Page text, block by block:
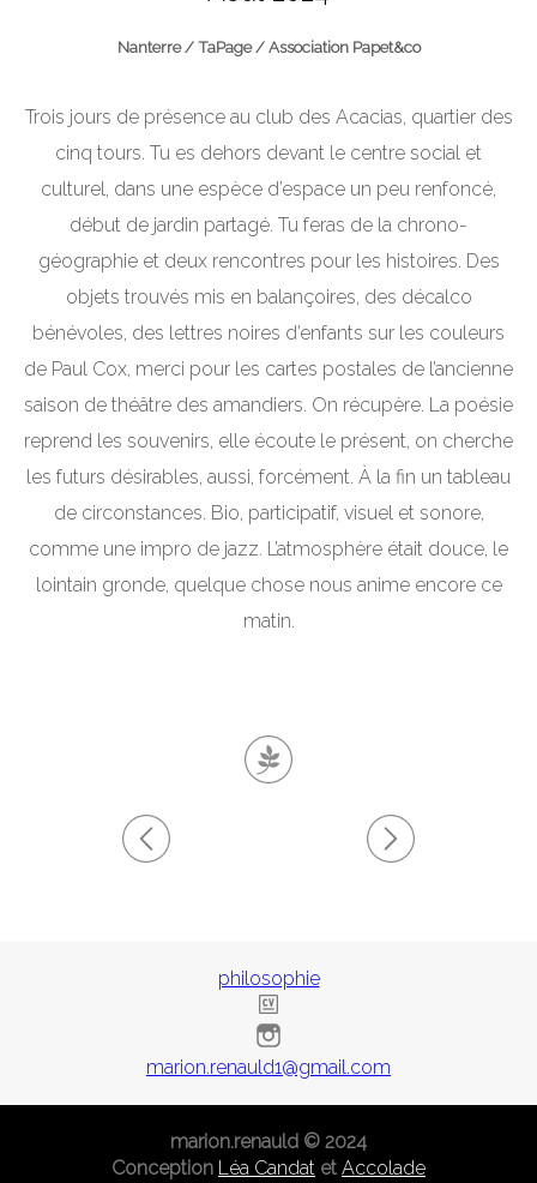
Nanterre / TaPage / Association Papet&co
Trois jours de présence au club des Acacias, quartier des
cinq tours. Tu es dehors devant le centre social et
culturel, dans une espèce d’espace un peu renfoncé,
début de jardin partagé. Tu feras de la chrono-
géographie et deux rencontres pour les histoires. Des
objets trouvés mis en balançoires, des décalco
bénévoles, des lettres noires d’enfants sur les couleurs
de Paul Cox, merci pour les cartes postales de l’ancienne
saison de théâtre des amandiers. On récupère. La poésie
reprend les souvenirs, elle écoute le présent, on cherche
les futurs désirables, aussi, forcément. À la fin un tableau
de circonstances. Bio, participatif, visuel et sonore,
comme une impro de jazz. L’atmosphère était douce, le
lointain gronde, quelque chose nous anime encore ce
matin.
philosophie
marion.renauld1@gmail.com
marion.renauld © 2024
Conception Léa Candat et Accolade